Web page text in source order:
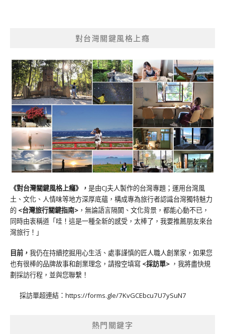
對台灣關鍵風格上癮
《對台灣關鍵風格上癮》 ， 是由CJ夫人製作的台灣專題；運用台灣風
土、文化、人情味等地方深厚底蘊，構成專為旅行者認識台灣獨特魅力
的 <台灣旅行關鍵指南> ，無論語言隔閡、文化背景，都能心動不已，
同時由衷稱道「哇！這是一種全新的感受，太棒了，我要推薦朋友來台
灣旅行！」
目前， 我仍在持續挖掘用心生活、處事謹慎的匠人職人創業家，如果您
也有很棒的品牌故事和創業理念，請撥空填寫 <採訪單> ，我將盡快規
劃採訪行程，並與您聯繫！
採訪單超連結： https://forms.gle/7KvGCEbcu7U7ySuN7
熱門關鍵字